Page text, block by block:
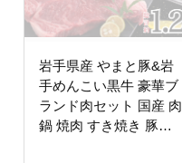
岩手県産 やまと豚&岩
手めんこい黒牛 豪華ブ
ランド肉セット 国産 肉
鍋 焼肉 すき焼き 豚肉